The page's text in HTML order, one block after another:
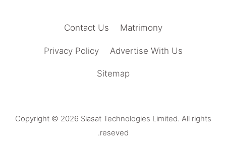
Matrimony
Contact Us
Advertise With Us
Privacy Policy
Sitemap
Copyright © 2026 Siasat Technologies Limited. All rights
reseved.